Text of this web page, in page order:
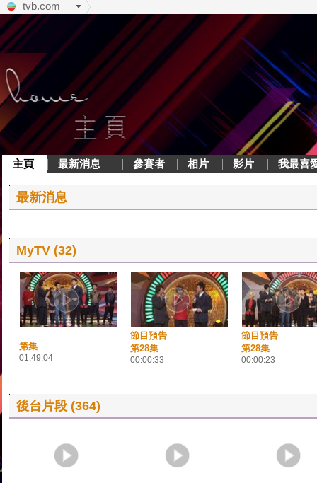
tvb.com
主頁 最新消息 參賽者 相片 影片 我最喜
最新消息
MyTV (32)
第集
01:49:04
節目預告
第28集
00:00:33
節目預告
第28集
00:00:23
後台片段 (364)